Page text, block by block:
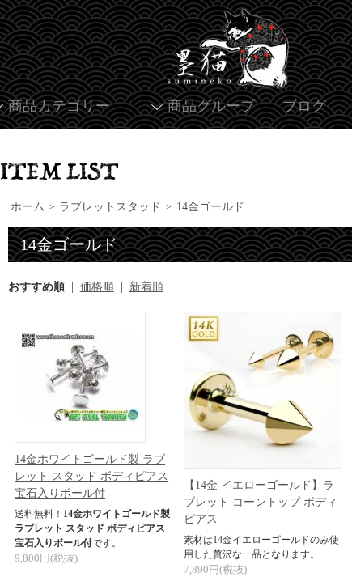
商品カテゴリー 商品グループ ブログ
ホーム > ラブレットスタッド > 14金ゴールド
14金ゴールド
おすすめ順| 価格順 新着順
14金ホワイトゴールド製 ラブ
レット スタッド ボディピアス
宝石入りボール付
送料無料！ 14金ホワイトゴールド製
ラブレット スタッド ボディピアス
宝石入りボール付です。
9,800円(税抜)
【14金 イエローゴールド】ラ
ブレット コーントップ ボディ
ピアス
素材は14金イエローゴールドのみ使
用した贅沢な一品となります。
7,890円(税抜)